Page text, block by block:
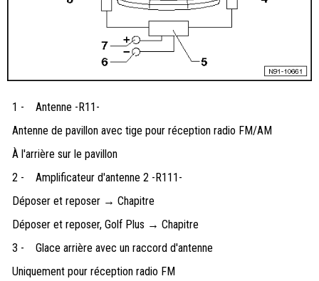
1 -
Antenne -R11-
Antenne de pavillon avec tige pour réception radio FM/AM
À l'arrière sur le pavillon
2 -
Amplificateur d'antenne 2 -R111-
Déposer et reposer → Chapitre
Déposer et reposer, Golf Plus → Chapitre
3 -
Glace arrière avec un raccord d'antenne
Uniquement pour réception radio FM